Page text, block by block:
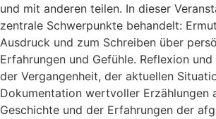
und mit anderen teilen. In dieser
zentrale Schwerpunkte behandelt:
Ausdruck und zum Schreiben über
Erfahrungen und Gefühle. Reflexion
der Vergangenheit, der aktuellen
Dokumentation wertvoller Erzählungen
Geschichte und der Erfahrungen der